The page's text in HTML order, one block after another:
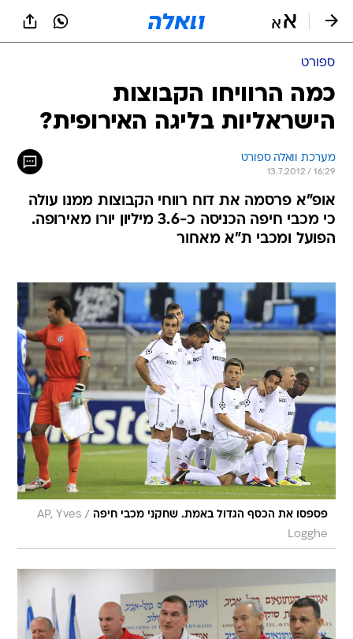
ספורט
כמה הרוויחו הקבוצות
הישראליות בליגה האירופית?
מערכת וואלה ספורט
13.7.2012 / 16:29
אופ"א פרסמה את דוח רווחי הקבוצות ממנו עולה
כי מכבי חיפה הכניסה כ-3.6 מיליון יורו מאירופה.
הפועל ומכבי ת"א מאחור
פספסו את הכסף הגדול באמת. שחקני מכבי חיפה /
AP, Yves
Logghe